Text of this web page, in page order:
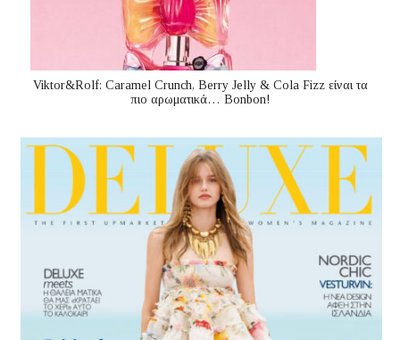
Viktor&Rolf: Caramel Crunch, Berry Jelly & Cola Fizz είναι τα
πιο αρωματικά… Bonbon!